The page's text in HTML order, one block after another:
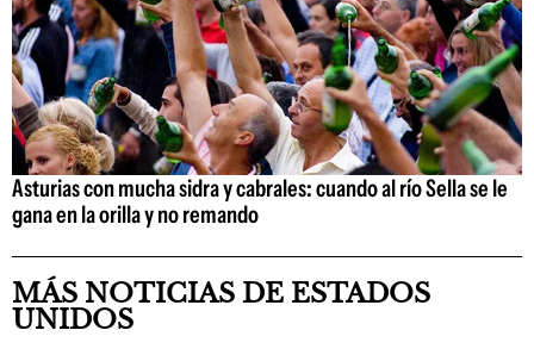
Asturias con mucha sidra y cabrales: cuando al río Sella se le
gana en la orilla y no remando
MÁS NOTICIAS DE ESTADOS
UNIDOS